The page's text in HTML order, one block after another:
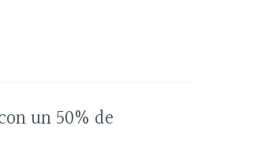
un 50% de